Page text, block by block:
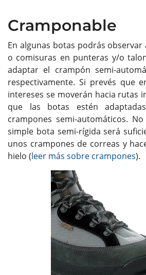
Cramponable
En algunas botas podrás
o comisuras en punteras y/o
adaptar el crampón semi-
respectivamente. Si prevés que
intereses se moverán hacia rutas
que las botas estén
crampones semi-automáticos.
simple bota semi-rígida será
unos crampones de correas y
hielo (leer más sobre crampones).